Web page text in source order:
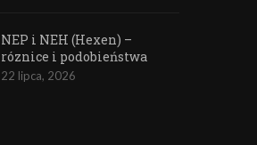
NEP i NEH (Hexen) –
róznice i podobieństwa
22 lipca, 2026